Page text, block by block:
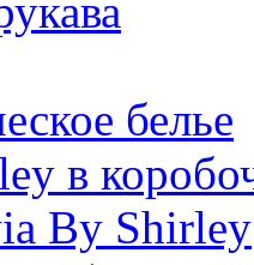
белье
в
By Shirley